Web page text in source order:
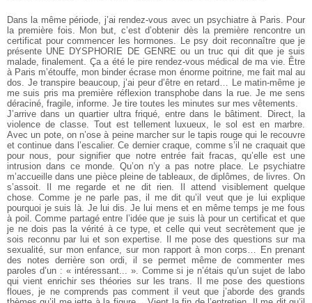
Dans la même période, j’ai rendez-vous avec un psychiatre à Paris. Pour
la première fois. Mon but, c’est d’obtenir dès la première rencontre un
certificat pour commencer les hormones. Le psy doit reconnaître que je
présente UNE DYSPHORIE DE GENRE ou un truc qui dit que je suis
malade, finalement. Ça a été le pire rendez-vous médical de ma vie. Être
à Paris m’étouffe, mon binder écrase mon énorme poitrine, me fait mal au
dos. Je transpire beaucoup, j’ai peur d’être en retard… Le matin-même je
me suis pris ma première réflexion transphobe dans la rue. Je me sens
déraciné, fragile, informe. Je tire toutes les minutes sur mes vêtements.
J’arrive dans un quartier ultra friqué, entre dans le bâtiment. Direct, la
violence de classe. Tout est tellement luxueux, le sol est en marbre.
Avec un pote, on n’ose à peine marcher sur le tapis rouge qui le recouvre
et continue dans l’escalier. Ce dernier craque, comme s’il ne craquait que
pour nous, pour signifier que notre entrée fait fracas, qu’elle est une
intrusion dans ce monde. Qu’on n’y a pas notre place. Le psychiatre
m’accueille dans une pièce pleine de tableaux, de diplômes, de livres. On
s’assoit. Il me regarde et ne dit rien. Il attend visiblement quelque
chose. Comme je ne parle pas, il me dit qu’il veut que je lui explique
pourquoi je suis là. Je lui dis. Je lui mens et en même temps je me fous
à poil. Comme partagé entre l’idée que je suis là pour un certificat et que
je ne dois pas la vérité à ce type, et celle qui veut secrètement que je
sois reconnu par lui et son expertise. Il me pose des questions sur ma
sexualité, sur mon enfance, sur mon rapport à mon corps… En prenant
des notes derrière son ordi, il se permet même de commenter mes
paroles d’un : « intéressant... ». Comme si je n’étais qu’un sujet de labo
qui vient enrichir ses théories sur les trans. Il me pose des questions
floues, je ne comprends pas comment il veut que j’aborde des grands